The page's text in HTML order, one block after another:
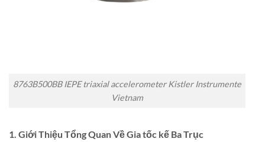
8763B500BB IEPE triaxial accelerometer Kistler Instrumente
Vietnam
1. Giới Thiệu Tổng Quan Về Gia tốc kế Ba Trục